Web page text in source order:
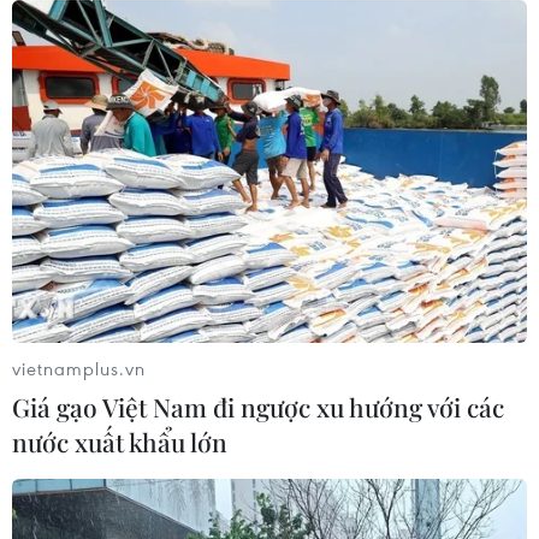
Nội lập đỉnh với 29,54 điểm
09/08/2026 06:51
Điểm chuẩn Đại học Kinh tế quốc
dân cao nhất lên đến trên 9,6 điểm
mỗi môn
09/08/2026 06:40
Các trường đại học bắt đầu công bố
điểm chuẩn xét tuyển năm 2026
Lâm Đồng: Mưa lớn gây sạt lở đèo
Con Ó, cây đổ trên đèo Bảo Lộc
vietnamplus.vn
Giá gạo Việt Nam đi ngược xu hướng với các
nước xuất khẩu lớn